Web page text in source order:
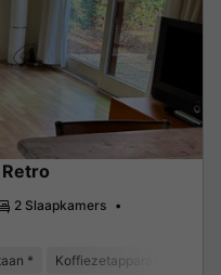
2 Slaapkamers
* Koffiezetapparaat